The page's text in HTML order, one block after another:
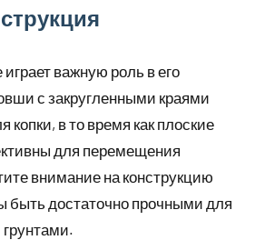
важную роль в его
с закругленными краями
копки, в то время как плоские
для перемещения
внимание на конструкцию
быть достаточно прочными для